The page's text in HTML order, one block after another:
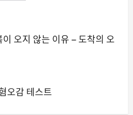
오지 않는 이유 – 도착의 오
오감 테스트